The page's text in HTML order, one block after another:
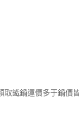
取鐵鍋運價多于鍋價